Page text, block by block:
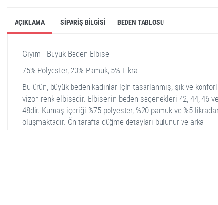
AÇIKLAMA SIPARIŞ BILGISI BEDEN TABLOSU
Giyim - Büyük Beden Elbise
75% Polyester, 20% Pamuk, 5% Likra
Bu ürün, büyük beden kadınlar için tasarlanmış, şık ve
vizon renk elbisedir. Elbisenin beden seçenekleri 42, 44, 46 ve
48dir. Kumaş içeriği %75 polyester, %20 pamuk ve %5
oluşmaktadır. Ön tarafta düğme detayları bulunur ve arka